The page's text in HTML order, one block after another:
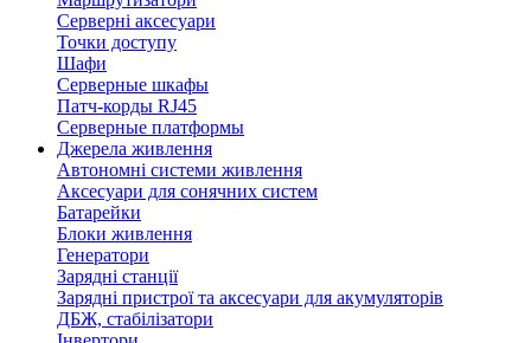
Серверні аксесуари
Точки доступу
Шафи
Серверные шкафы
Патч-корды RJ45
Серверные платформы
Джерела живлення
Автономні системи живлення
Аксесуари для сонячних систем
Батарейки
Блоки живлення
Генератори
Зарядні станції
Зарядні пристрої та аксесуари для акумуляторів
ДБЖ, стабілізатори